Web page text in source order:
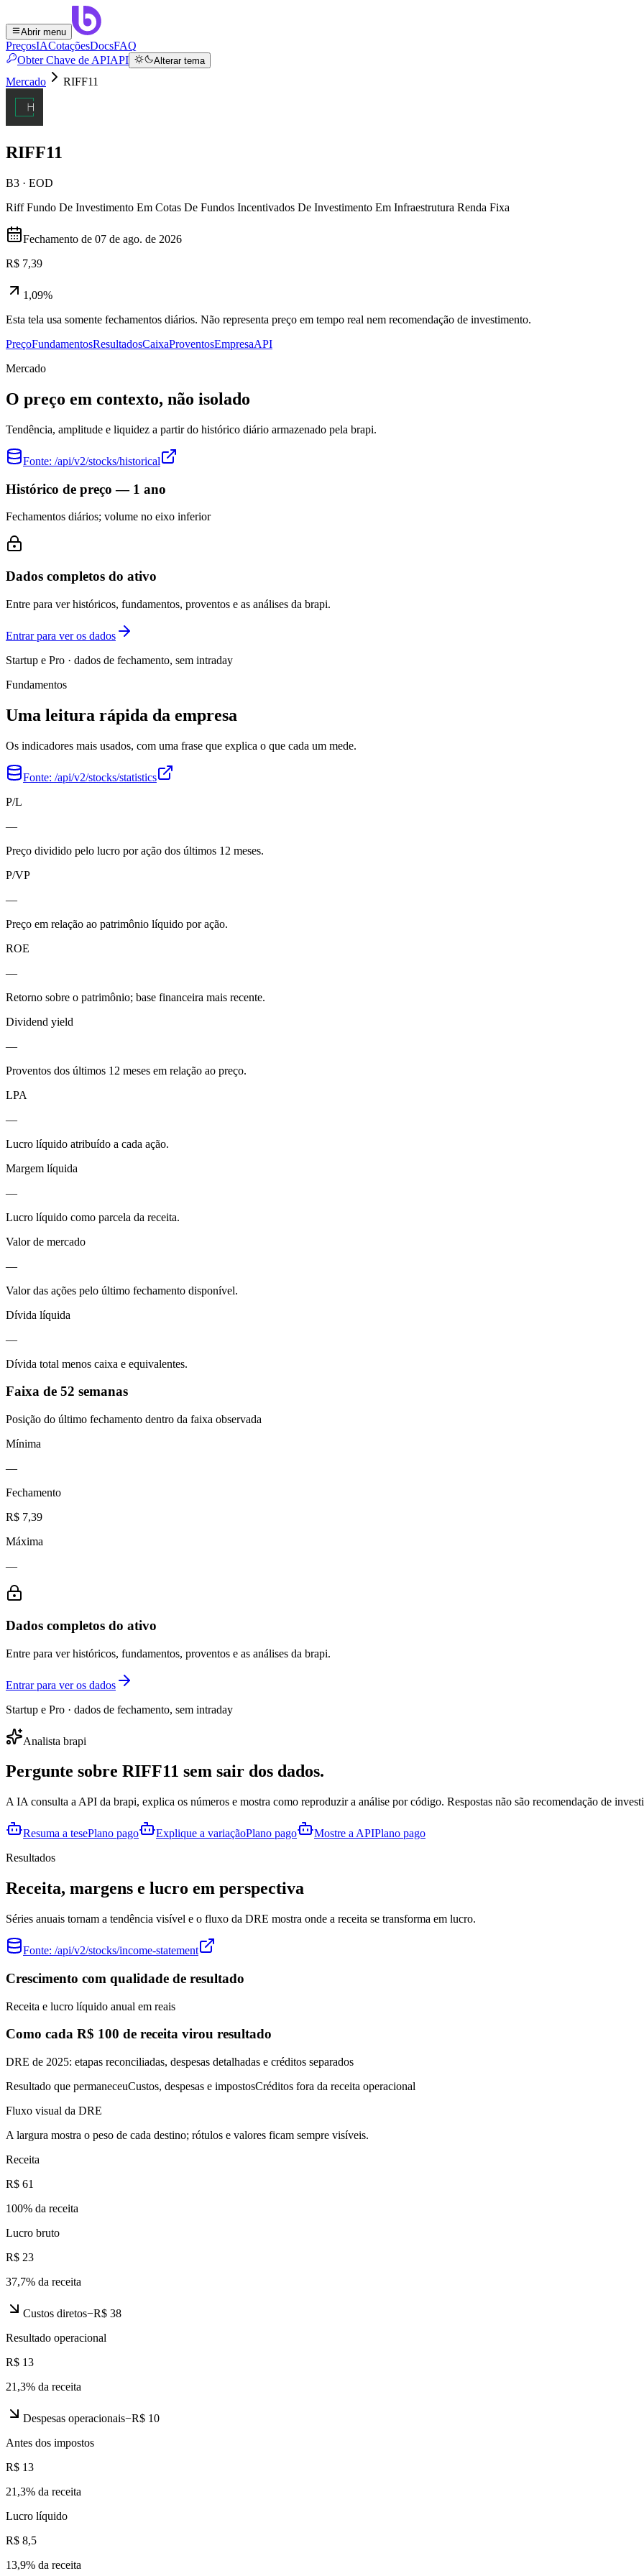
Abrir menu
PreçosIACotaçõesDocsFAQ
Obter Chave de APIAPI Alterar tema
Mercado RIFF11
RIFF11
B3 · EOD
Riff Fundo De Investimento Em Cotas De Fundos Incentivados De Investimento Em Infraestrutura Renda Fixa
Fechamento de 07 de ago. de 2026
R$ 7,39
1,09%
Esta tela usa somente fechamentos diários. Não representa preço em tempo real nem recomendação de investimento.
PreçoFundamentosResultadosCaixaProventosEmpresaAPI
Mercado
O preço em contexto, não isolado
Tendência, amplitude e liquidez a partir do histórico diário armazenado pela brapi.
Fonte: /api/v2/stocks/historical
Histórico de preço — 1 ano
Fechamentos diários; volume no eixo inferior
Dados completos do ativo
Entre para ver históricos, fundamentos, proventos e as análises da brapi.
Entrar para ver os dados
Startup e Pro · dados de fechamento, sem intraday
Fundamentos
Uma leitura rápida da empresa
Os indicadores mais usados, com uma frase que explica o que cada um mede.
Fonte: /api/v2/stocks/statistics
P/L
—
Preço dividido pelo lucro por ação dos últimos 12 meses.
P/VP
—
Preço em relação ao patrimônio líquido por ação.
ROE
—
Retorno sobre o patrimônio; base financeira mais recente.
Dividend yield
—
Proventos dos últimos 12 meses em relação ao preço.
LPA
—
Lucro líquido atribuído a cada ação.
Margem líquida
—
Lucro líquido como parcela da receita.
Valor de mercado
—
Valor das ações pelo último fechamento disponível.
Dívida líquida
—
Dívida total menos caixa e equivalentes.
Faixa de 52 semanas
Posição do último fechamento dentro da faixa observada
Mínima
—
Fechamento
R$ 7,39
Máxima
—
Dados completos do ativo
Entre para ver históricos, fundamentos, proventos e as análises da brapi.
Entrar para ver os dados
Startup e Pro · dados de fechamento, sem intraday
Analista brapi
Pergunte sobre RIFF11 sem sair dos dados.
A IA consulta a API da brapi, explica os números e mostra como reproduzir a análise por código. Respostas não são recomendação de
Resuma a tesePlano pago Explique a variaçãoPlano pago Mostre a APIPlano pago
Resultados
Receita, margens e lucro em perspectiva
Séries anuais tornam a tendência visível e o fluxo da DRE mostra onde a receita se transforma em lucro.
Fonte: /api/v2/stocks/income-statement
Crescimento com qualidade de resultado
Receita e lucro líquido anual em reais
Como cada R$ 100 de receita virou resultado
DRE de 2025: etapas reconciliadas, despesas detalhadas e créditos separados
Resultado que permaneceuCustos, despesas e impostosCréditos fora da receita operacional
Fluxo visual da DRE
A largura mostra o peso de cada destino; rótulos e valores ficam sempre visíveis.
Receita
R$ 61
100% da receita
Lucro bruto
R$ 23
37,7% da receita
Custos diretos−R$ 38
Resultado operacional
R$ 13
21,3% da receita
Despesas operacionais−R$ 10
Antes dos impostos
R$ 13
21,3% da receita
Lucro líquido
R$ 8,5
13,9% da receita